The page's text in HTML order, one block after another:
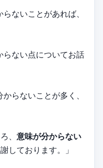
ないことがあれば、
ない点についてお話
らないことが多く、
、 意味が分からない
しております。」